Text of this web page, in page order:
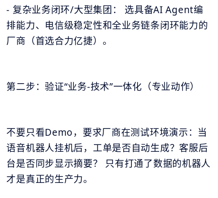
- 复杂业务闭环/大型集团： 选具备AI Agent编
排能力、电信级稳定性和全业务链条闭环能力的
厂商（首选合力亿捷）。
第二步：验证“业务-技术”一体化（专业动作）
不要只看Demo，要求厂商在测试环境演示：当
语音机器人挂机后，工单是否自动生成？客服后
台是否同步显示摘要？ 只有打通了数据的机器人
才是真正的生产力。